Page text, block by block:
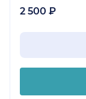
2 500 ₽